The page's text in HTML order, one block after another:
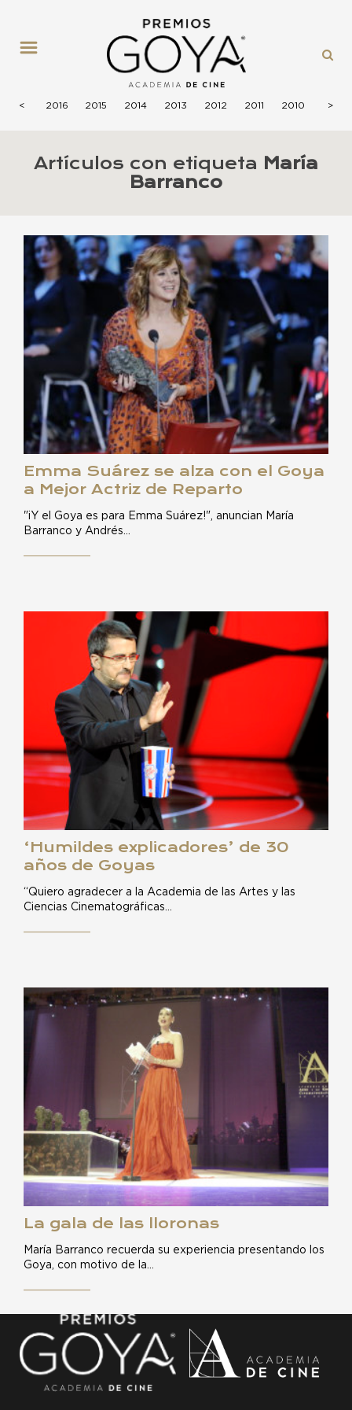
<
2017 2016 2015 2014 2013 2012 2011 2010 2009
>
Artículos con etiqueta María
Barranco
Emma Suárez se alza con el Goya
a Mejor Actriz de Reparto
"¡Y el Goya es para Emma Suárez!", anuncian María
Barranco y Andrés…
‘Humildes explicadores’ de 30
años de Goyas
“Quiero agradecer a la Academia de las Artes y las
Ciencias Cinematográficas…
La gala de las lloronas
María Barranco recuerda su experiencia presentando los
Goya, con motivo de la…